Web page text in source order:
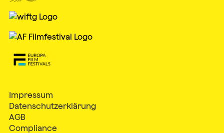
Impressum
Datenschutzerklärung
AGB
Compliance